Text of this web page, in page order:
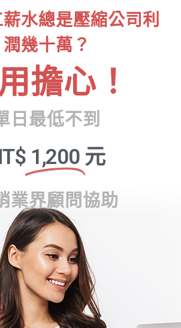
水總是壓縮公司利
潤幾十萬？
擔心！
日最低不到
1,200 元
業界顧問協助